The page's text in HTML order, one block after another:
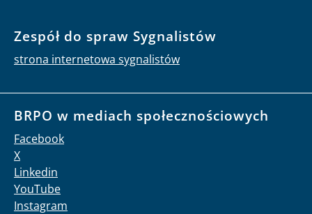
Zespół do spraw Sygnalistów
strona internetowa sygnalistów
BRPO w mediach społecznościowych
Facebook
X
Linkedin
YouTube
Instagram